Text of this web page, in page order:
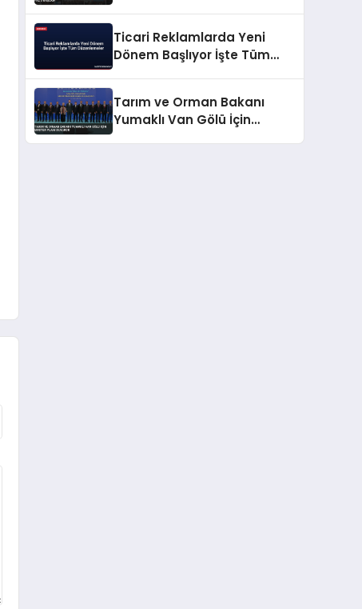
Ticari Reklamlarda Yeni
Dönem Başlıyor İşte Tüm
Tarım ve Orman Bakanı
Yumaklı Van Gölü İçin